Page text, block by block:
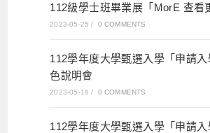
112級學士班畢業展「MorE 查看
2023-05-25 / 0 COMMENTS
112學年度大學甄選入學「申請
色說明會
2023-05-18 / 0 COMMENTS
112學年度大學甄選入學「申請